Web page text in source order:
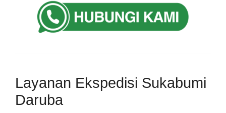
Layanan Ekspedisi Sukabumi
Daruba